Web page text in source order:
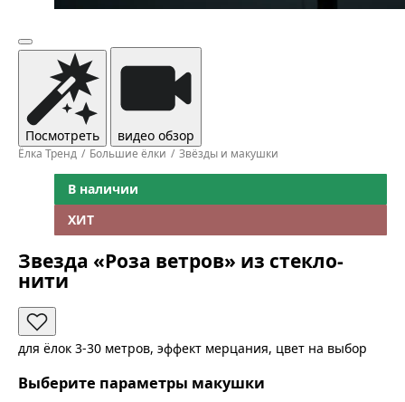
Посмотреть видео обзор
Ёлка Тренд Большие ёлки Звёзды и макушки
В наличии
ХИТ
Звезда «Роза ветров» из стекло-
нити
для ёлок 3-30 метров, эффект мерцания, цвет на выбор
Выберите параметры макушки